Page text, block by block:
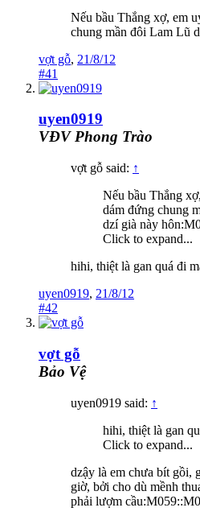
Nếu bầu Thắng xợ, em
chung mần đôi Lam Lũ
vợt gỗ, 21/8/12
#41
uyen0919
VĐV Phong Trào
vợt gỗ said: ↑
Nếu bầu Thắng
dám đứng chung
dzí già này
Click to expand...
hihi, thiệt là gan quá đi
uyen0919, 21/8/12
#42
vợt gỗ
Bảo Vệ
uyen0919 said: ↑
hihi, thiệt là gan
Click to expand...
dzậy là em chưa bít gồi,
giờ, bởi cho dù mềnh
phải lượm